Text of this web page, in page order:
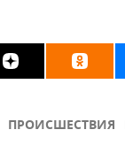
ПРОИСШЕСТВИЯ